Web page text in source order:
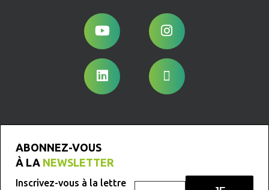
ABONNEZ-VOUS
À LA NEWSLETTER
Inscrivez-vous à la lettre